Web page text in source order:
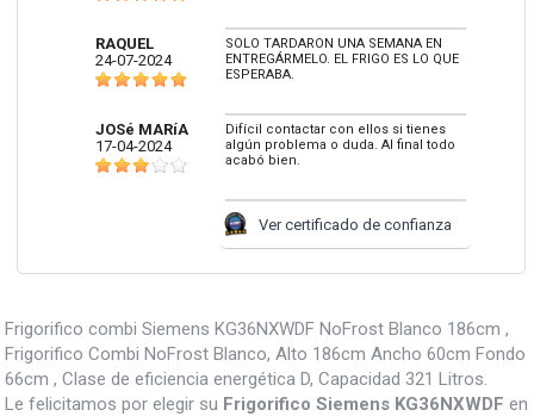
RAQUEL
24-07-2024
SOLO TARDARON UNA SEMANA EN
ENTREGÁRMELO. EL FRIGO ES LO QUE
ESPERABA.
JOSé MARíA
17-04-2024
Difícil contactar con ellos si tienes
algún problema o duda. Al final todo
acabó bien.
Ver certificado de confianza
Frigorifico combi Siemens KG36NXWDF NoFrost Blanco 186cm ,
Frigorifico Combi NoFrost Blanco, Alto 186cm Ancho 60cm Fondo
66cm , Clase de eficiencia energética D, Capacidad 321 Litros.
Le felicitamos por elegir su Frigorifico Siemens KG36NXWDF en